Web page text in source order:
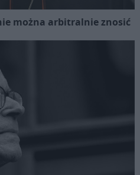
można arbitralnie znosić